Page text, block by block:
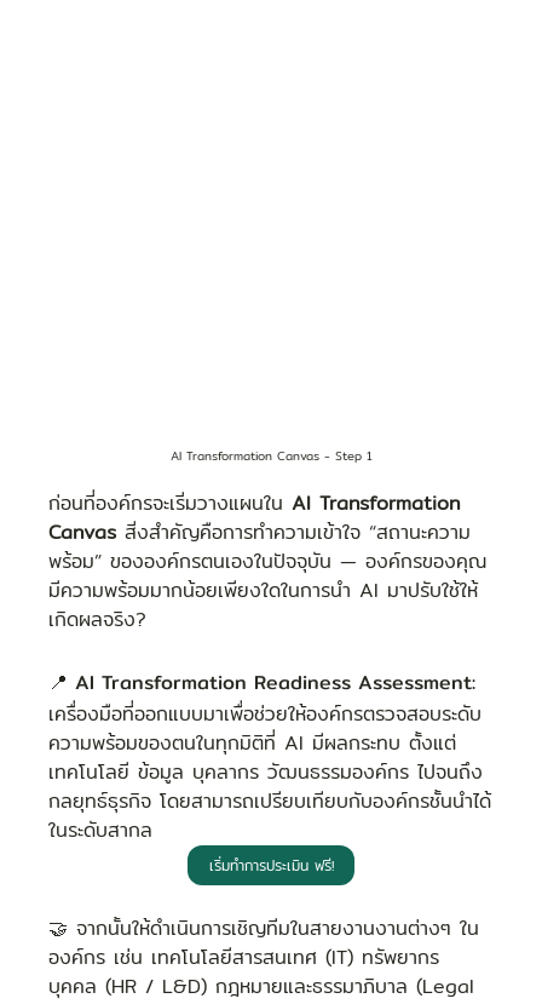
AI Transformation Canvas - Step 1
ก่อนที่องค์กรจะเริ่มวางแผนใน AI Transformation
Canvas สิ่งสำคัญคือการทำความเข้าใจ “สถานะความ
พร้อม” ขององค์กรตนเองในปัจจุบัน — องค์กรของคุณ
มีความพร้อมมากน้อยเพียงใดในการนำ AI มาปรับใช้ให้
เกิดผลจริง?
📍 AI Transformation Readiness Assessment:
เครื่องมือที่ออกแบบมาเพื่อช่วยให้องค์กรตรวจสอบระดับ
ความพร้อมของตนในทุกมิติที่ AI มีผลกระทบ ตั้งแต่
เทคโนโลยี ข้อมูล บุคลากร วัฒนธรรมองค์กร ไปจนถึง
กลยุทธ์ธุรกิจ โดยสามารถเปรียบเทียบกับองค์กรชั้นนำได้
ในระดับสากล
เริ่มทำการประเมิน ฟรี!
🤝 จากนั้นให้ดำเนินการเชิญทีมในสายงานงานต่างๆ ใน
องค์กร เช่น เทคโนโลยีสารสนเทศ (IT) ทรัพยากร
บุคคล (HR / L&D) กฎหมายและธรรมาภิบาล (Legal